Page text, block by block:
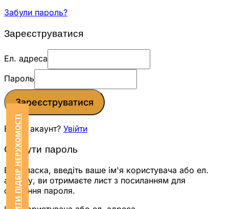
ЗАМОВИТИ ПІДБІР НЕРУХОМОСТІ
Забули пароль?
Зареєструватися
Ел. адреса
Пароль
Зареєструватися
Вже є акаунт? Увійти
Скинути пароль
Будь ласка, введіть ваше ім'я користувача або ел.
адресу, ви отримаєте лист з посиланням для
скидання пароля.